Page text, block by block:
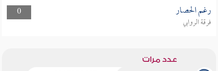
0
رغم الحصار
فرقة الروابي
عدد مرات